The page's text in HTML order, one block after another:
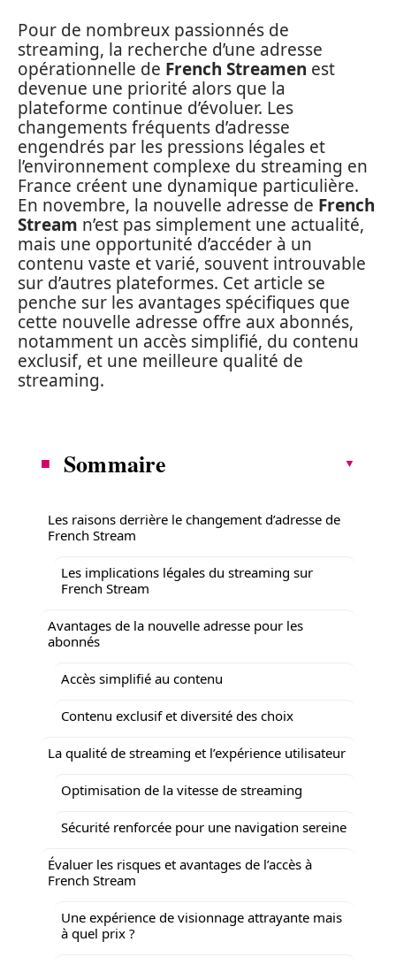
Pour de nombreux passionnés de
streaming, la recherche d’une adresse
opérationnelle de French Streamen est
devenue une priorité alors que la
plateforme continue d’évoluer. Les
changements fréquents d’adresse
engendrés par les pressions légales et
l’environnement complexe du streaming en
France créent une dynamique particulière.
En novembre, la nouvelle adresse de French
Stream n’est pas simplement une actualité,
mais une opportunité d’accéder à un
contenu vaste et varié, souvent introuvable
sur d’autres plateformes. Cet article se
penche sur les avantages spécifiques que
cette nouvelle adresse offre aux abonnés,
notamment un accès simplifié, du contenu
exclusif, et une meilleure qualité de
streaming.
Sommaire
Les raisons derrière le changement d’adresse de
French Stream
Les implications légales du streaming sur
French Stream
Avantages de la nouvelle adresse pour les
abonnés
Accès simplifié au contenu
Contenu exclusif et diversité des choix
La qualité de streaming et l’expérience utilisateur
Optimisation de la vitesse de streaming
Sécurité renforcée pour une navigation sereine
Évaluer les risques et avantages de l’accès à
French Stream
Une expérience de visionnage attrayante mais
à quel prix ?